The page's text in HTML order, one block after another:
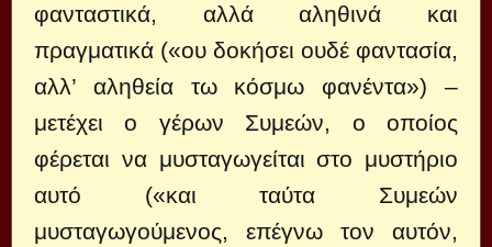
φανταστικά, αλλά αληθινά και
πραγματικά («ου δοκήσει ουδέ φαντασία,
αλλ’ αληθεία τω κόσμω φανέντα») –
μετέχει ο γέρων Συμεών, ο οποίος
φέρεται να μυσταγωγείται στο μυστήριο
αυτό («και ταύτα Συμεών
μυσταγωγούμενος, επέγνω τον αυτόν,